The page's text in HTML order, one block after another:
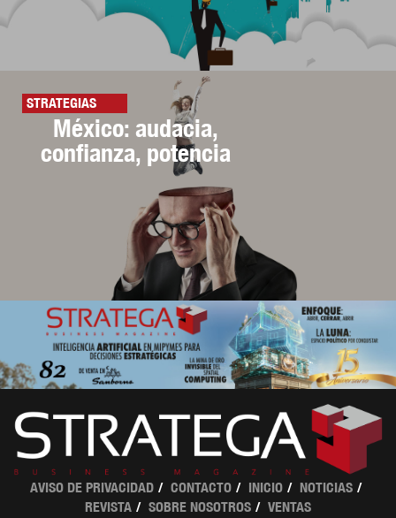
STRATEGIAS
México: audacia,
confianza, potencia
AVISO DE PRIVACIDAD CONTACTO INICIO
NOTICIAS
REVISTA
SOBRE NOSOTROS VENTAS